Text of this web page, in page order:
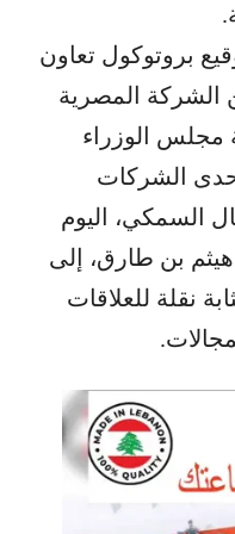
بروتوكول تعاون
الشركة المصرية
مجلس الوزراء
الشركات
السمكي، اليوم
بن طارق، إلى
نقلة للعلاقات